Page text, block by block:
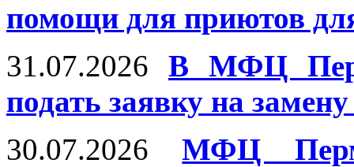
помощи для приютов
31.07.2026
В МФЦ
подать заявку на
30.07.2026
МФЦ